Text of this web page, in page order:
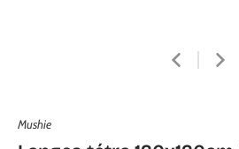
Mushie